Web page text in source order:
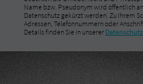
Name bzw. Pseudonym wird öffentlich
Datenschutz gekürzt werden. Zu Ihrem
Adressen, Telefonnummern oder
Details finden Sie in unserer